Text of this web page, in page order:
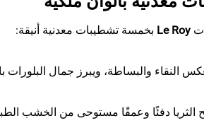
Le Roy بخمسة تشطيبات معدنية أنيقة:
النقاء والبساطة، ويبرز جمال
الثريا دفئًا وعمقًا مستوحى من الخشب